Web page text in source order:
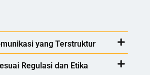
yang Terstruktur
Regulasi dan Etika